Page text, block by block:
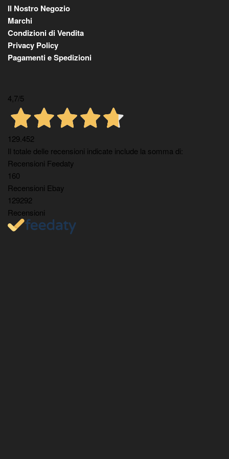
Il Nostro Negozio
Marchi
Condizioni di Vendita
Privacy Policy
Pagamenti e Spedizioni
4,7/5
129.452
Il totale delle recensioni indicate include la somma di:
Recensioni Feedaty
160
Recensioni Ebay
129292
Recensioni